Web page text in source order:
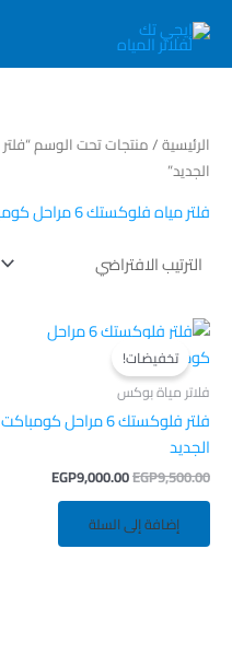
المحتوى
الرئيسية
الجديد”
فلتر مياه فلوكستك 6 مراحل كومباكت الجديد
تخفيضات!
فلاتر مياة بوكس
فلتر فلوكستك 6 مراحل كومباكت
الجديد
EGP9,500.00
السعر
الأصلي
هو:
EGP9,500.00.
EGP9,000.00
السعر
الحالي
إضافة إلى السلة